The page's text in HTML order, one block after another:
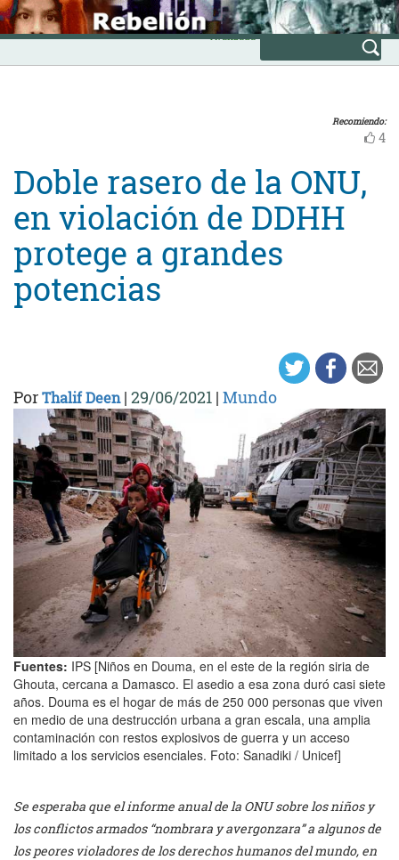
Skip
to
content
INICIO
Avanzada
Recomiendo:
4
Doble rasero de la ONU,
en violación de DDHH
protege a grandes
potencias
PorThalif Deen| 29/06/2021 | Mundo
Fuentes: IPS [Niños en Douma, en el este de la región siria de
Ghouta, cercana a Damasco. El asedio a esa zona duró casi siete
años. Douma es el hogar de más de 250 000 personas que viven
en medio de una destrucción urbana a gran escala, una amplia
contaminación con restos explosivos de guerra y un acceso
limitado a los servicios esenciales. Foto: Sanadiki / Unicef]
Se esperaba que el informe anual de la ONU sobre los niños y
los conflictos armados “nombrara y avergonzara” a algunos de
los peores violadores de los derechos humanos del mundo, en